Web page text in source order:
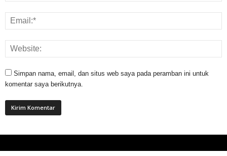
Simpan nama, email, dan situs web saya pada peramban ini untuk
komentar saya berikutnya.